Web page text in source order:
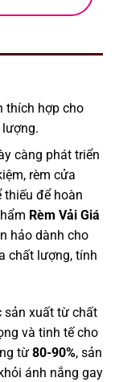
thích hợp cho
càng phát triển
rèm cửa
thiếu để hoàn
Rèm Vải Giá
hảo dành cho
chất lượng, tính
xuất từ chất
và tinh tế cho
từ 80-90%, sản
ánh nắng gay